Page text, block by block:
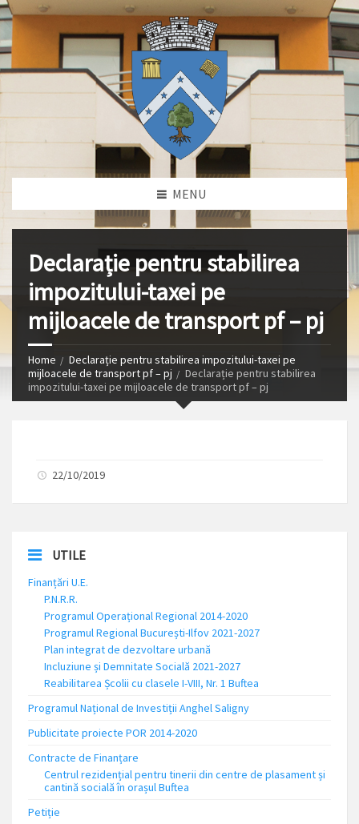
MENU
Declarație pentru stabilirea
impozitului-taxei pe
mijloacele de transport pf – pj
Home
Declarație pentru stabilirea impozitului-taxei pe
mijloacele de transport pf – pj
Declarație pentru stabilirea
impozitului-taxei pe mijloacele de transport pf – pj
22/10/2019
UTILE
Finanțări U.E.
P.N.R.R.
Programul Operațional Regional 2014-2020
Programul Regional București-Ilfov 2021-2027
Plan integrat de dezvoltare urbană
Incluziune și Demnitate Socială 2021-2027
Reabilitarea Școlii cu clasele I-VIII, Nr. 1 Buftea
Programul Național de Investiții Anghel Saligny
Publicitate proiecte POR 2014-2020
Contracte de Finanțare
Centrul rezidențial pentru tinerii din centre de plasament și
cantină socială în orașul Buftea
Petiție